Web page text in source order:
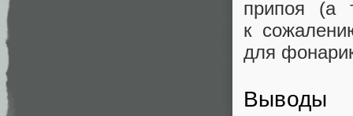
припоя (а
к
для
Выводы